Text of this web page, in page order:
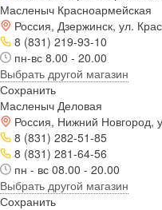
Масленыч Красноармейская
Россия, Дзержинск, ул.
8 (831) 219-93-10
пн-вс 8.00 - 20.00
Выбрать другой магазин
Сохранить
Масленыч Деловая
Россия, Нижний Новгород,
8 (831) 282-51-85
8 (831) 281-64-56
пн - вс 08.00 - 20.00
Выбрать другой магазин
Сохранить